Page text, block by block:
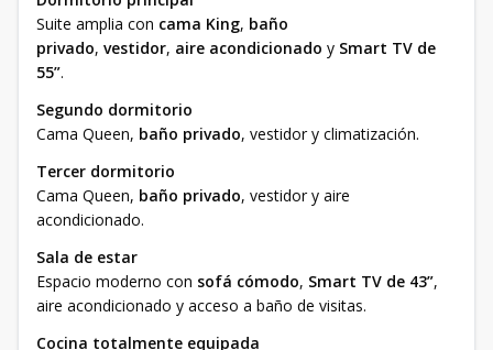
Suite amplia con cama King, baño
privado, vestidor, aire acondicionado y Smart TV de
55”.
Segundo dormitorio
Cama Queen, baño privado, vestidor y climatización.
Tercer dormitorio
Cama Queen, baño privado, vestidor y aire
acondicionado.
Sala de estar
Espacio moderno con sofá cómodo, Smart TV de 43”,
aire acondicionado y acceso a baño de visitas.
Cocina totalmente equipada